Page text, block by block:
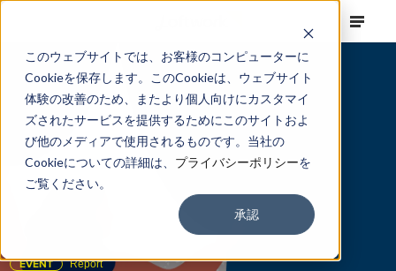
このウェブサイトでは、お客様のコンピューターに
Cookieを保存します。このCookieは、ウェブサイト
体験の改善のため、またより個人向けにカスタマイ
ズされたサービスを提供するためにこのサイトおよ
び他のメディアで使用されるものです。当社の
Cookieについての詳細は、 プライバシーポリシーを
ご覧ください。
承認
EVENT Report